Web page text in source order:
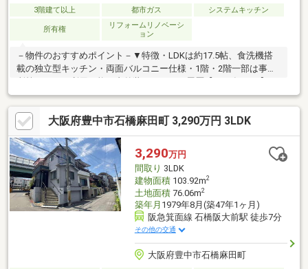
3階建て以上 都市ガス システムキッチン
所有権
リフォームリノベーシ
ョン
－物件のおすすめポイント－▼特徴・LDKは約17.5帖、食洗機搭
載の独立型キッチン・両面バルコニー仕様・1階・2階一部は事務
外壁塗替 他【2016年4月】・トイレ新調(2・3階)【2014年5月】・
キッチン交換 他【2010年2月】・洗面台・浴室新調※容積率が都市
計画に定める制限を超過しており、再建築の際は同規模の再建築
は不可。※契約不適合責任・設備修補義務免責／建築基準法第22
条区域■ ご希望の住まい探しをお手伝いします ━━━━━・・・
物件の詳細・ご相談はお気軽にお問い合わせください。
大阪府豊中市石橋麻田町 3,290万円 3LDK
3,290万円
間取り 3LDK
建物面積103.92m2
土地面積76.06m2
築年月 1979年8月(築47年1ヶ月)
阪急箕面線 石橋阪大前駅 徒歩7分
その他の交通
大阪府豊中市石橋麻田町